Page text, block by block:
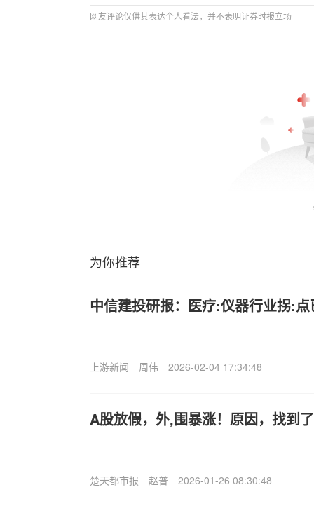
网友评论仅供其表达个人看法，并不表明证券时报立场
为你推荐
中信建投研报：医疗:仪器行业拐:点
上游新闻 周伟 2026-02-04 17:34:48
A股放假，外,围暴涨！原因，找到了
楚天都市报 赵普 2026-01-26 08:30:48